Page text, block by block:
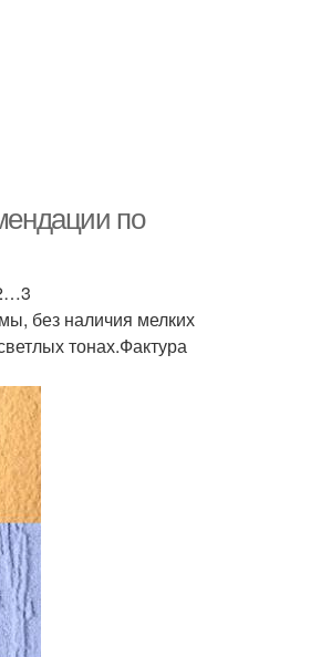
по
без наличия мелких
тонах.Фактура